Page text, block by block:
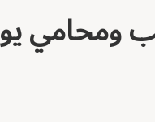
ومحامي